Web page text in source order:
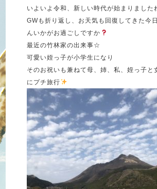
いよいよ令和、新しい時代が始まりました
GWも折り返し、お天気も回復してきた今
んいかがお過ごしですか
最近の竹林家の出来事☆
可愛い姪っ子が小学生になり
そのお祝いも兼ねて母、姉、私、姪っ子と
にプチ旅行